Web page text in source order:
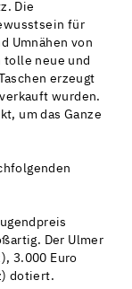
Die
für
Umnähen von
tolle neue und
erzeugt
wurden.
um das Ganze
Der Ulmer
3.000 Euro
dotiert.